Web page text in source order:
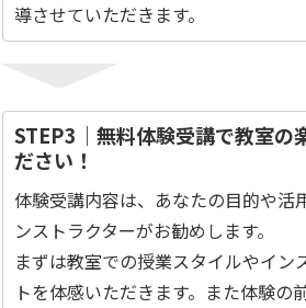
導させていただきます。
STEP3｜無料体験受講で教室の
ださい！
体験受講内容は、あなたの目的や活
ンストラクターがお勧めします。
まずは教室での授業スタイルやイン
トを体感いただきます。また体験の